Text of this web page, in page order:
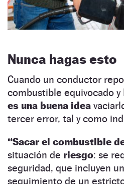
Nunca hagas esto
Cuando un conductor
combustible equivocado
es una buena idea
tercer error, tal y como
“Sacar el combustible
situación de riesgo: se
seguridad, que incluyen
seguimiento de un